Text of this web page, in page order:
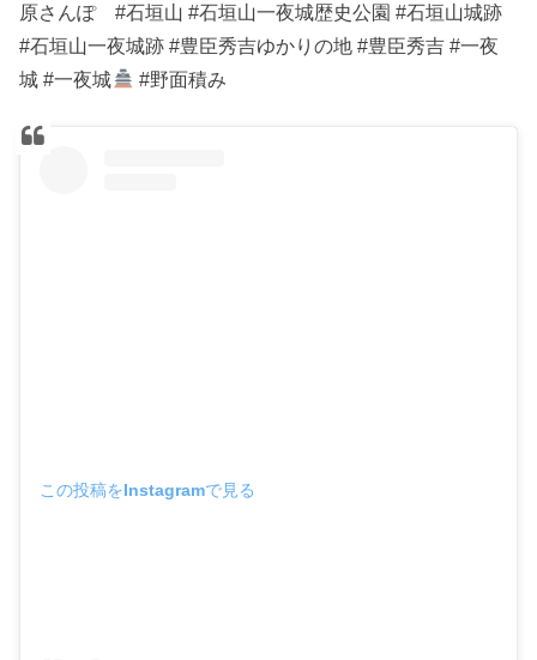
原さんぽ #石垣山 #石垣山一夜城歴史公園 #石垣山城跡
#石垣山一夜城跡 #豊臣秀吉ゆかりの地 #豊臣秀吉 #一夜
城 #一夜城
#野面積み
この投稿をInstagramで見る